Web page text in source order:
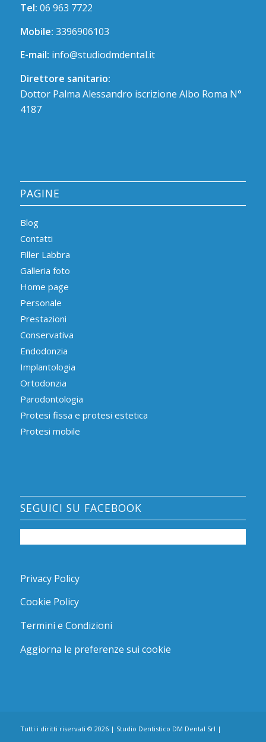
Tel: 06 963 7722
Mobile: 3396906103
E-mail: info@studiodmdental.it
Direttore sanitario:
Dottor Palma Alessandro iscrizione Albo Roma N°
4187
PAGINE
Blog
Contatti
Filler Labbra
Galleria foto
Home page
Personale
Prestazioni
Conservativa
Endodonzia
Implantologia
Ortodonzia
Parodontologia
Protesi fissa e protesi estetica
Protesi mobile
SEGUICI SU FACEBOOK
Privacy Policy
Cookie Policy
Termini e Condizioni
Aggiorna le preferenze sui cookie
Tutti i diritti riservati © 2026 | Studio Dentistico DM Dental Srl |